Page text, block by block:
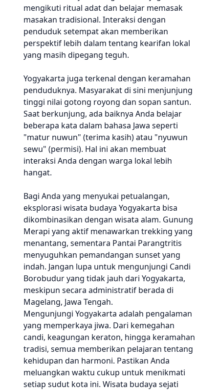
mengikuti ritual adat dan belajar memasak
masakan tradisional. Interaksi dengan
penduduk setempat akan memberikan
perspektif lebih dalam tentang kearifan lokal
yang masih dipegang teguh.
Yogyakarta juga terkenal dengan keramahan
penduduknya. Masyarakat di sini menjunjung
tinggi nilai gotong royong dan sopan santun.
Saat berkunjung, ada baiknya Anda belajar
beberapa kata dalam bahasa Jawa seperti
"matur nuwun" (terima kasih) atau "nyuwun
sewu" (permisi). Hal ini akan membuat
interaksi Anda dengan warga lokal lebih
hangat.
Bagi Anda yang menyukai petualangan,
eksplorasi wisata budaya Yogyakarta bisa
dikombinasikan dengan wisata alam. Gunung
Merapi yang aktif menawarkan trekking yang
menantang, sementara Pantai Parangtritis
menyuguhkan pemandangan sunset yang
indah. Jangan lupa untuk mengunjungi Candi
Borobudur yang tidak jauh dari Yogyakarta,
meskipun secara administratif berada di
Magelang, Jawa Tengah.
Mengunjungi Yogyakarta adalah pengalaman
yang memperkaya jiwa. Dari kemegahan
candi, keagungan keraton, hingga keramahan
tradisi, semua memberikan pelajaran tentang
kehidupan dan harmoni. Pastikan Anda
meluangkan waktu cukup untuk menikmati
setiap sudut kota ini. Wisata budaya sejati